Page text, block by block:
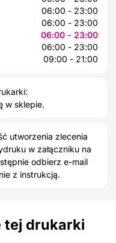
06:00 - 23:00
06:00 - 23:00
06:00 - 23:00
06:00 - 23:00
09:00 - 21:00
w sklepie.
utworzenia zlecenia
w załączniku na
odbierz e-mail
z instrukcją.
tej drukarki